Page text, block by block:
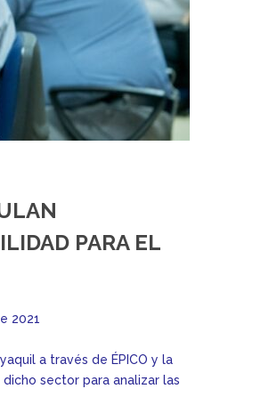
PARA EL
2021
a través de ÉPICO y la
sector para analizar las